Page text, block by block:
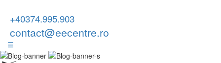
+40374.995.903
contact@eecentre.ro
☰